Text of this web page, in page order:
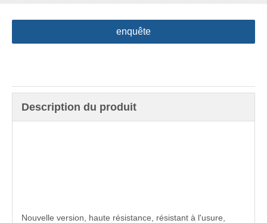
enquête
Description du produit
Nouvelle version, haute résistance, résistant à l'usure,